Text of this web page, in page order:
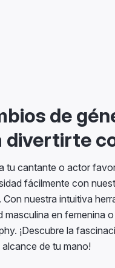
de
divertirte
fácilmente con
nuestra intuitiva
en femenina o
¡Descubre la
de tu mano!